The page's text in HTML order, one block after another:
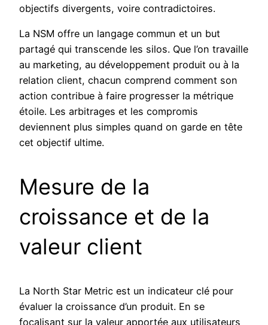
objectifs divergents, voire contradictoires.
La NSM offre un langage commun et un but
partagé qui transcende les silos. Que l’on travaille
au marketing, au développement produit ou à la
relation client, chacun comprend comment son
action contribue à faire progresser la métrique
étoile. Les arbitrages et les compromis
deviennent plus simples quand on garde en tête
cet objectif ultime.
Mesure de la
croissance et de la
valeur client
La North Star Metric est un indicateur clé pour
évaluer la croissance d’un produit. En se
focalisant sur la valeur apportée aux utilisateurs